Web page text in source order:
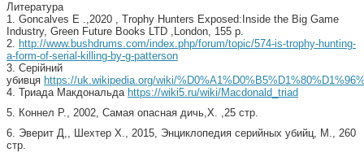
Литература
1. Goncalves Е .,2020 , Trophy Hunters Exposed:Inside the Big Game
Industry, Green Future Books LTD ,London, 155 р.
2. http://www.bushdrums.com/index.php/forum/topic/574-is-trophy-hunting-
a-form-of-serial-killing-by-g-patterson
3. Серійний
убивця https://uk.wikipedia.org/wiki/
4. Триада Макдональда https://wiki5.ru/wiki/Macdonald_triad
5. Коннел Р., 2002, Самая опасная дичь,Х. ,25 стр.
6. Эверит Д,, Шехтер Х., 2015, Энциклопедия серийных убийц, М., 260
стр.